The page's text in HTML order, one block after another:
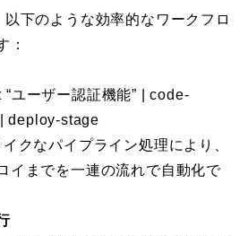
下のような効率的なワークフロ
：
ユーザー認証機能” | code-
deploy-stage
クなパイプライン処理により、
イまでを一連の流れで自動化で